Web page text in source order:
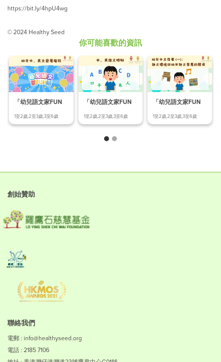
https://bit.ly/4hpU4wg
© 2024 Healthy Seed
你可能喜歡的資訊
「幼兒語文家FUN
展階
1至2歲,2至3歲,3至6歲
「幼兒語文家FUN
1至2歲,2至3歲,3至6歲
「幼兒語文家FUN
語文
1至2歲,2至3歲,3至6歲
創始贊助
聯絡我們
電郵 : info@healthyseed.org
電話 : 2185 7106